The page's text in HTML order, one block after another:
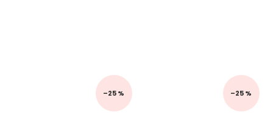
–25 % –25 %